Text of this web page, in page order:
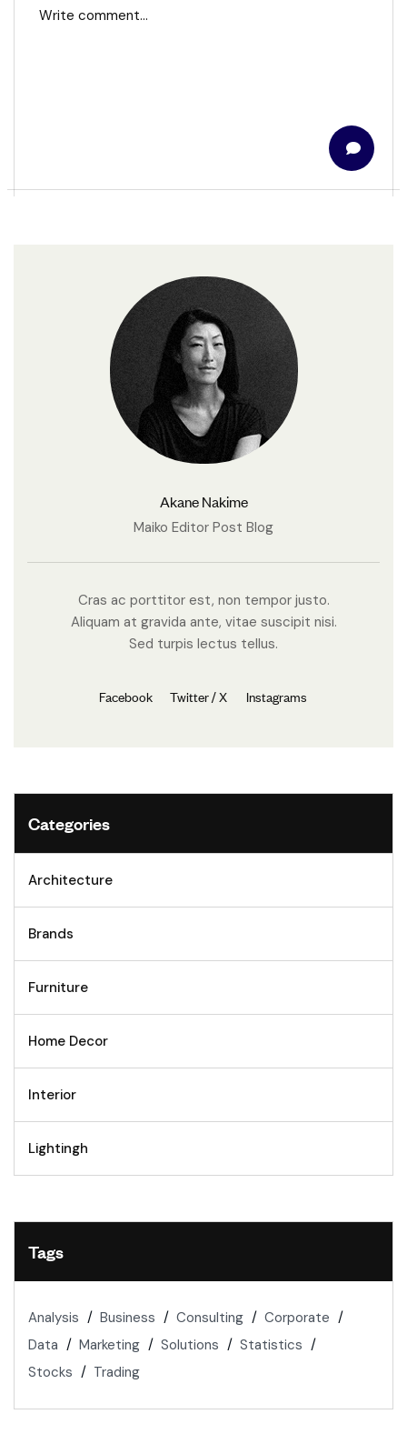
Akane Nakime
Maiko Editor Post Blog
Cras ac porttitor est, non tempor justo.
Aliquam at gravida ante, vitae suscipit nisi.
Sed turpis lectus tellus.
Facebook Twitter / X Instagrams
Categories
Architecture
Brands
Furniture
Home Decor
Interior
Lightingh
Tags
Analysis Business Consulting
Corporate
Data
Marketing Solutions
Statistics
Stocks
Trading